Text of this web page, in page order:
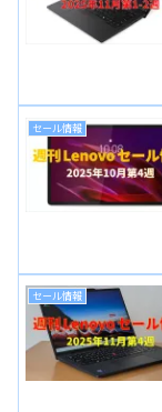
セール情報
セール情報